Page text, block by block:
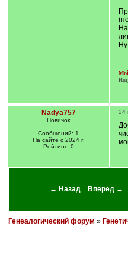
---
Nadya757
Новичок
Сообщений: 1
На сайте с 2024 г.
Рейтинг: 0
24
← Назад Вперед →
Генеалогический форум »